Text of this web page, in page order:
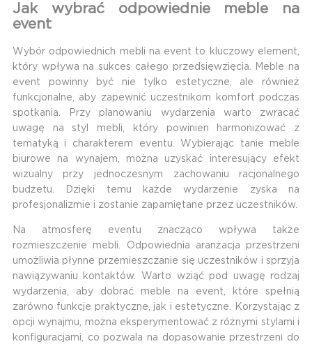
Jak wybrać odpowiednie meble na
event
Wybór odpowiednich mebli na event to kluczowy element,
który wpływa na sukces całego przedsięwzięcia. Meble na
event powinny być nie tylko estetyczne, ale również
funkcjonalne, aby zapewnić uczestnikom komfort podczas
spotkania. Przy planowaniu wydarzenia warto zwracać
uwagę na styl mebli, który powinien harmonizować z
tematyką i charakterem eventu. Wybierając tanie meble
biurowe na wynajem, można uzyskać interesujący efekt
wizualny przy jednoczesnym zachowaniu racjonalnego
budżetu. Dzięki temu każde wydarzenie zyska na
profesjonalizmie i zostanie zapamiętane przez uczestników.
Na atmosferę eventu znacząco wpływa także
rozmieszczenie mebli. Odpowiednia aranżacja przestrzeni
umożliwia płynne przemieszczanie się uczestników i sprzyja
nawiązywaniu kontaktów. Warto wziąć pod uwagę rodzaj
wydarzenia, aby dobrać meble na event, które spełnią
zarówno funkcje praktyczne, jak i estetyczne. Korzystając z
opcji wynajmu, można eksperymentować z różnymi stylami i
konfiguracjami, co pozwala na dopasowanie przestrzeni do